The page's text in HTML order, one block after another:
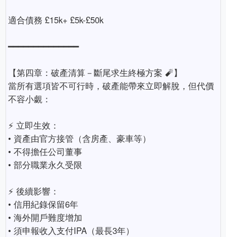
適合債務 £15k+ £5k-£50k
━━━━━━━━━━━━━━
【第四章：破產清算－斷尾求生終極方案 🧨】
當所有選項皆不可行時，破產能帶來立即解脫，但代價
不容小覷：
⚡ 立即生效：
• 資產由官方接管（含房產、豪車等）
• 不得擔任公司董事
• 部分職業永久受限
⚡ 後續影響：
• 信用紀錄保留6年
• 海外開戶難度增加
• 須申報收入支付IPA（最長3年）